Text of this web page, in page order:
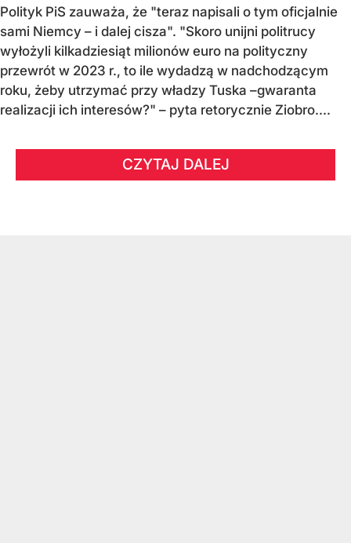
Polityk PiS zauważa, że "teraz napisali o tym oficjalnie
sami Niemcy – i dalej cisza". "Skoro unijni politrucy
wyłożyli kilkadziesiąt milionów euro na polityczny
przewrót w 2023 r., to ile wydadzą w nadchodzącym
roku, żeby utrzymać przy władzy Tuska –gwaranta
realizacji ich interesów?" – pyta retorycznie Ziobro....
CZYTAJ DALEJ